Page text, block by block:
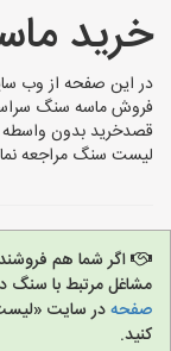
خرید
در این صفحه از وب
فروش ماسه سنگ
قصدخرید بدون واسطه
لیست سنگ مراجعه
اگر شما هم
مشاغل مرتبط با سنگ
صفحهدر سایت
کنید.